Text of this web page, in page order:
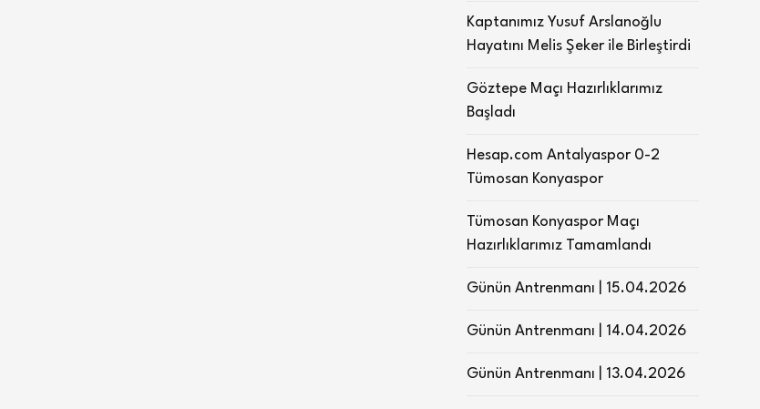
Kaptanımız Yusuf Arslanoğlu
Hayatını Melis Şeker ile Birleştirdi
Göztepe Maçı Hazırlıklarımız
Başladı
Hesap.com Antalyaspor 0-2
Tümosan Konyaspor
Tümosan Konyaspor Maçı
Hazırlıklarımız Tamamlandı
Günün Antrenmanı | 15.04.2026
Günün Antrenmanı | 14.04.2026
Günün Antrenmanı | 13.04.2026